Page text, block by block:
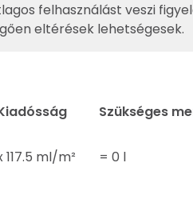
felhasználást veszi
eltérések lehetségesek.
Szükséges
117.5 ml/m² =0 l